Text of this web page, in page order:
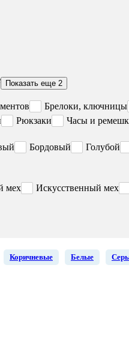
Показать еще 2
Брелоки, ключницы
Рюкзаки Часы и
Бордовый Голубой
мех Искусственный мех
Коричневые Белые